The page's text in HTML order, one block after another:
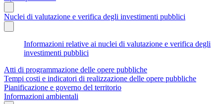
Nuclei di valutazione e verifica degli investimenti pubblici
Informazioni relative ai nuclei di valutazione e verifica degli
investimenti pubblici
Atti di programmazione delle opere pubbliche
Tempi costi e indicatori di realizzazione delle opere pubbliche
Pianificazione e governo del territorio
Informazioni ambientali